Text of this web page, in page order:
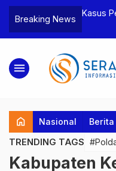
Breaking News
Bea Cukai
Pelaku beserta
dan 146 Gram
Kasus
Tebo
menu
home Nasional Berita
TRENDING TAGS
Kabupaten